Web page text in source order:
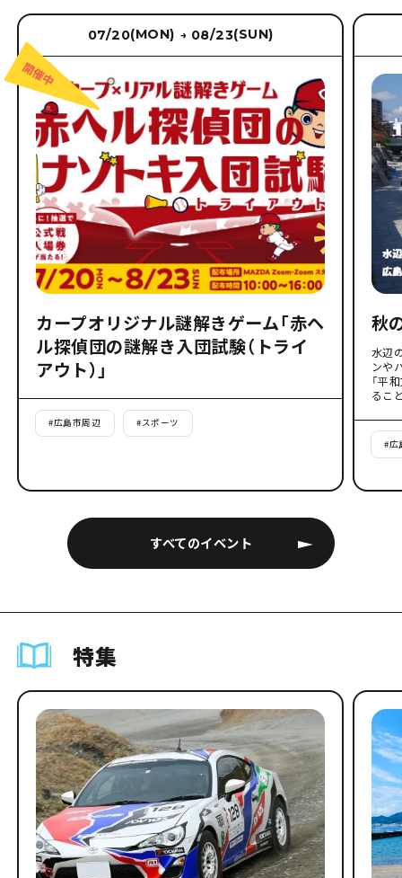
すべてのイベント
07/20(MON) → 08/23(SUN)
カープオリジナル謎解きゲーム「赤ヘ
ル探偵団の謎解き入団試験（トライ
アウト）」
#広島市周辺 #スポーツ
秋
水辺
ンや
「平
るこ
#広
特集